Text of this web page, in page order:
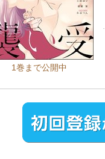
1巻まで公開中